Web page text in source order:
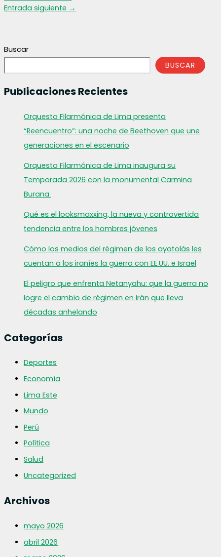
Entrada siguiente →
Buscar
BUSCAR
Publicaciones Recientes
Orquesta Filarmónica de Lima presenta
“Reencuentro”: una noche de Beethoven que une
generaciones en el escenario
Orquesta Filarmónica de Lima inaugura su
Temporada 2026 con la monumental Carmina
Burana.
Qué es el looksmaxxing, la nueva y controvertida
tendencia entre los hombres jóvenes
Cómo los medios del régimen de los ayatolás les
cuentan a los iraníes la guerra con EE.UU. e Israel
El peligro que enfrenta Netanyahu: que la guerra no
logre el cambio de régimen en Irán que lleva
décadas anhelando
Categorías
Deportes
Economía
Lima Este
Mundo
Perú
Política
Salud
Uncategorized
Archivos
mayo 2026
abril 2026